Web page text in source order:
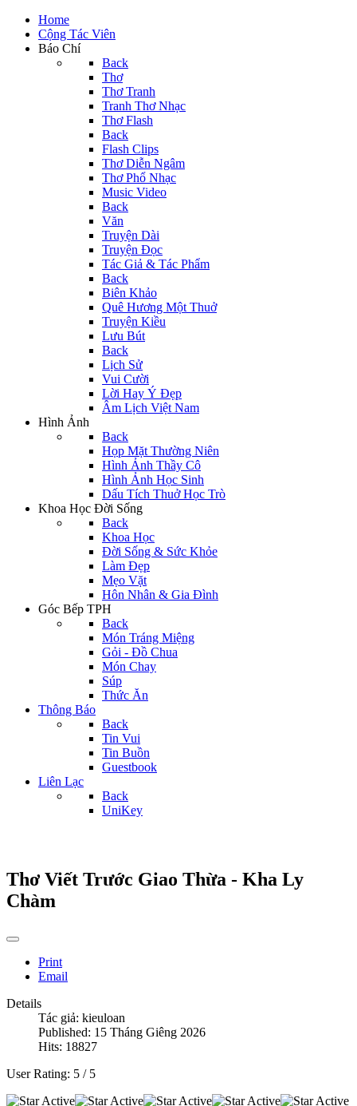
Home
Cộng Tác Viên
Báo Chí
Back
Thơ
Thơ Tranh
Tranh Thơ Nhạc
Thơ Flash
Back
Flash Clips
Thơ Diễn Ngâm
Thơ Phổ Nhạc
Music Video
Back
Văn
Truyện Dài
Truyện Đọc
Tác Giả & Tác Phẩm
Back
Biên Khảo
Quê Hương Một Thuở
Truyện Kiều
Lưu Bút
Back
Lịch Sử
Vui Cười
Lời Hay Ý Đẹp
Âm Lịch Việt Nam
Hình Ảnh
Back
Họp Mặt Thường Niên
Hình Ảnh Thầy Cô
Hình Ảnh Học Sinh
Dấu Tích Thuở Học Trò
Khoa Học Đời Sống
Back
Khoa Học
Đời Sống & Sức Khỏe
Làm Đẹp
Mẹo Vặt
Hôn Nhân & Gia Đình
Góc Bếp TPH
Back
Món Tráng Miệng
Gỏi - Đồ Chua
Món Chay
Súp
Thức Ăn
Thông Báo
Back
Tin Vui
Tin Buồn
Guestbook
Liên Lạc
Back
UniKey
Thơ Viết Trước Giao Thừa - Kha Ly
Chàm
Print
Email
Details
Tác giả: kieuloan
Published: 15 Tháng Giêng 2026
Hits: 18827
User Rating: 5 / 5